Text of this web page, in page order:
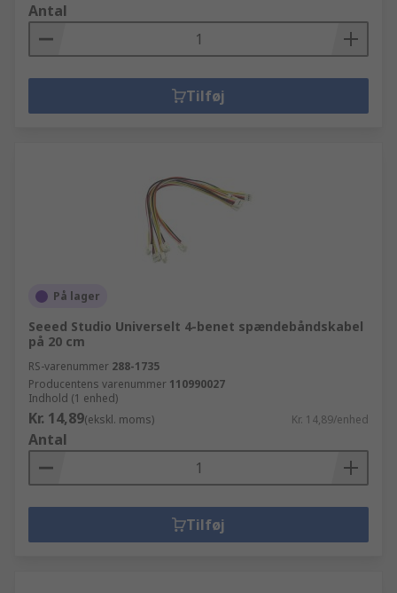
Antal
Tilføj
På lager
Seeed Studio Universelt 4-benet spændebåndskabel
på 20 cm
RS-varenummer 288-1735
Producentens varenummer 110990027
Indhold (1 enhed)
Kr. 14,89(ekskl. moms) Kr. 14,89/enhed
Antal
Tilføj